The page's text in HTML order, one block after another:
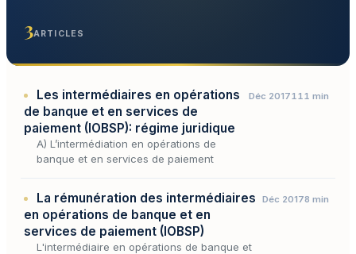
3ARTICLES
Les intermédiaires en opérations
de banque et en services de
paiement (IOBSP): régime juridique
A) L’intermédiation en opérations de
banque et en services de paiement
Déc 2017111 min
La rémunération des intermédiaires
en opérations de banque et en
services de paiement (IOBSP)
L'intermédiaire en opérations de banque et
Déc 20178 min